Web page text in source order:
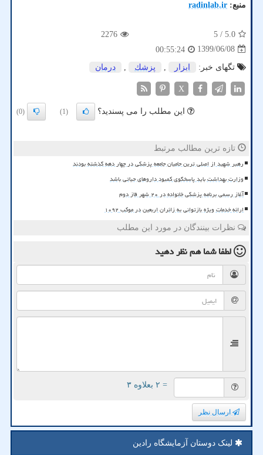
منبع: radinlab.ir
5.0
/ 5
2276
1399/06/08
00:55:24
تگهای خبر:
ابزار , پزشك , درمان
X
این مطلب را می پسندید؟ (1)
(0)
تازه ترین مطالب مرتبط
رهبر شهید از اصلی ترین حامیان جامعه پزشکی در چهار دهه گذشته بودند
وزارت بهداشت باید پاسخگوی کمبود داروهای حیاتی باشد
آغاز رسمی برنامه پزشکی خانواده در ۲۰ شهر فاز دوم
ارائه خدمات ویژه بازتوانی به زائران اربعین در موکب ۱۰۹۲
نظرات بینندگان در مورد این مطلب
لطفا شما همنظر دهید
= ۲ بعلاوه ۳
ارسال نظر
لینک دوستان آزمایشگاه رادین